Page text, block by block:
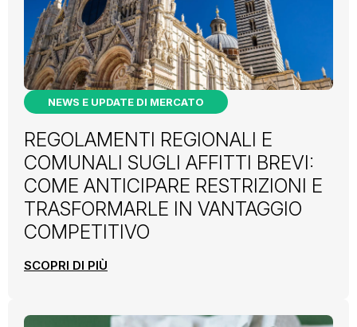
NEWS E UPDATE DI MERCATO
REGOLAMENTI REGIONALI E
COMUNALI SUGLI AFFITTI BREVI:
COME ANTICIPARE RESTRIZIONI E
TRASFORMARLE IN VANTAGGIO
COMPETITIVO
SCOPRI DI PIÙ